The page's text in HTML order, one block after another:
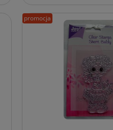
Cena regularna:
Najniższa cena:26,65 zł
do koszyka
promocja